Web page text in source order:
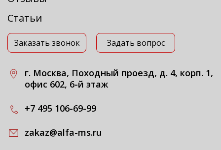
Статьи
Заказать звонок Задать вопрос
г. Москва, Походный проезд, д. 4, корп. 1,
офис 602, 6-й этаж
+7 495 106-69-99
zakaz@alfa-ms.ru